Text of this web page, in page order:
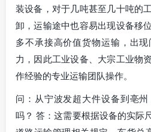
装设备，对于几吨甚至几十吨的
卸，运输途中也容易出现设备移
多不承接高价值货物运输，出
力，因此工业设备、大宗工业物
作经验的专业运输团队操作。
问：从宁波发超大件设备到亳
吗？ 答：这需要根据设备的实际